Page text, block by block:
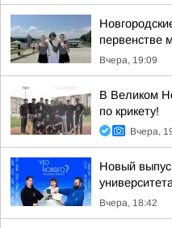
первенстве
Вчера, 19:09
В Великом
по крикету!
Вчера,
Новый
Вчера, 18:42